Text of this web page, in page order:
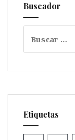
Buscador
Etiquetas